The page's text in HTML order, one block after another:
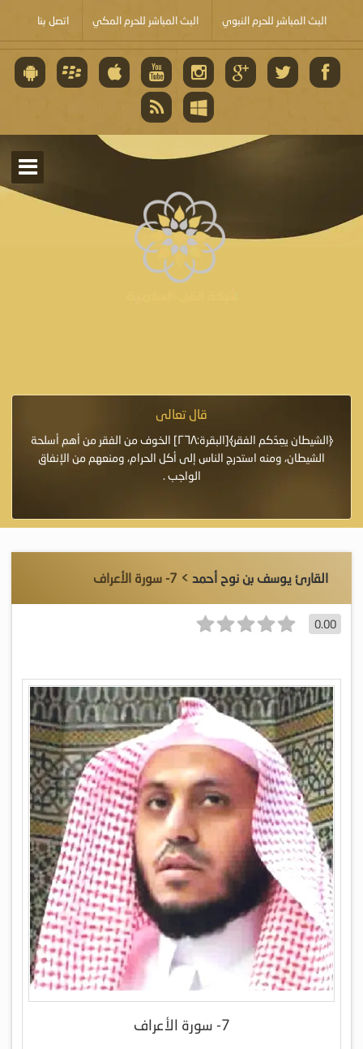
البث المباشر للحرم النبوي البث المباشر للحرم المكي اتصل بنا
قال تعالى
﴿الشيطان يعِدُكم الفقر﴾[البقرة:٢٦٨] الخوف من الفقر من أهم أسلحة
الشيطان، ومنه استدرج الناس إلى أكل الحرام، ومنعهم من الإنفاق
الواجب .
القارئ يوسف بن نوح أحمد > 7- سورة الأعراف
0.00
7- سورة الأعراف